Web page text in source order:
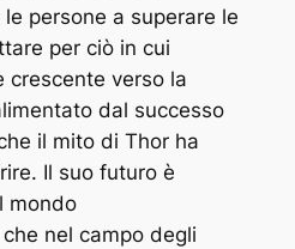
persone a superare le
per ciò in cui
crescente verso la
dal successo
il mito di Thor ha
Il suo futuro è
mondo
nel campo degli